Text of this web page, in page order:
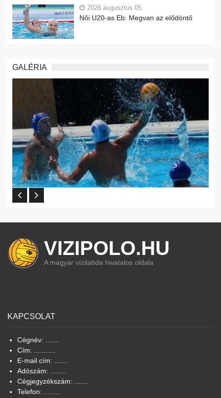
2026 augusztus 05.
Női U20-as Eb: Megvan az elődöntő
GALÉRIA
VIZIPOLO.HU
A magyar vízilabda hivatalos oldala
KAPCSOLAT
Cégnév: .......
Cím: ...........
E-mail cím: .......
Adószám: ........
Cégjegyzékszám: .......
Telefon: ........